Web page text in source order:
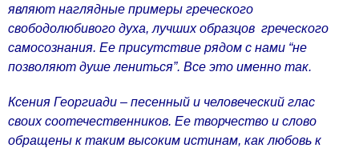
являют наглядные примеры греческого
свободолюбивого духа, лучших образцов греческого
самосознания. Ее присутствие рядом с нами “не
позволяют душе лениться”. Все это именно так.
Ксения Георгиади – песенный и человеческий глас
своих соотечественников. Ее творчество и слово
обращены к таким высоким истинам, как любовь к